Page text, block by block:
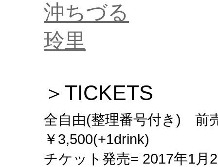
沖ちづる
玲里
＞TICKETS
全自由(整理番号付き) 前
￥3,500(+1drink)
チケット発売= 2017年1月